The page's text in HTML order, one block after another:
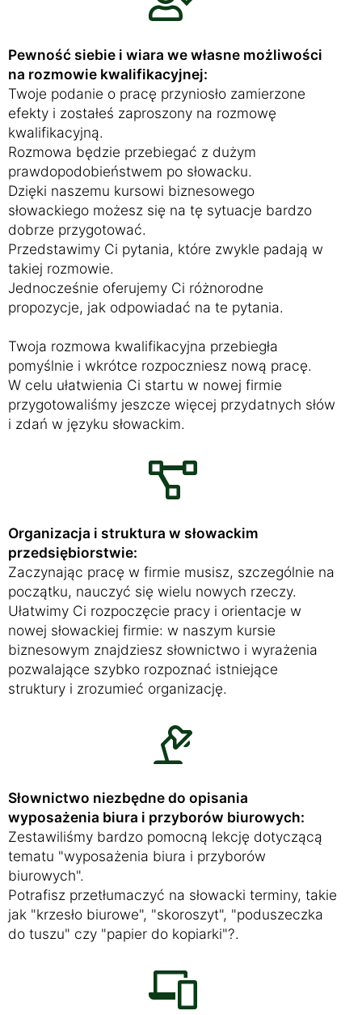
Pewność siebie i wiara we własne możliwości
na rozmowie kwalifikacyjnej:
Twoje podanie o pracę przyniosło zamierzone
efekty i zostałeś zaproszony na rozmowę
kwalifikacyjną.
Rozmowa będzie przebiegać z dużym
prawdopodobieństwem po słowacku.
Dzięki naszemu kursowi biznesowego
słowackiego możesz się na tę sytuacje bardzo
dobrze przygotować.
Przedstawimy Ci pytania, które zwykle padają w
takiej rozmowie.
Jednocześnie oferujemy Ci różnorodne
propozycje, jak odpowiadać na te pytania.
Twoja rozmowa kwalifikacyjna przebiegła
pomyślnie i wkrótce rozpoczniesz nową pracę.
W celu ułatwienia Ci startu w nowej firmie
przygotowaliśmy jeszcze więcej przydatnych słów
i zdań w języku słowackim.
Organizacja i struktura w słowackim
przedsiębiorstwie:
Zaczynając pracę w firmie musisz, szczególnie na
początku, nauczyć się wielu nowych rzeczy.
Ułatwimy Ci rozpoczęcie pracy i orientacje w
nowej słowackiej firmie: w naszym kursie
biznesowym znajdziesz słownictwo i wyrażenia
pozwalające szybko rozpoznać istniejące
struktury i zrozumieć organizację.
Słownictwo niezbędne do opisania
wyposażenia biura i przyborów biurowych:
Zestawiliśmy bardzo pomocną lekcję dotyczącą
tematu "wyposażenia biura i przyborów
biurowych".
Potrafisz przetłumaczyć na słowacki terminy, takie
jak "krzesło biurowe", "skoroszyt", "poduszeczka
do tuszu" czy "papier do kopiarki"?.